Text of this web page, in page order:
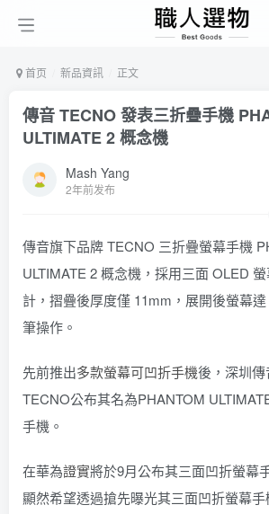
首页 新品資訊 正文
傳音 TECNO 發表三折疊手機
ULTIMATE 2 概念機
Mash Yang
2年前发布
傳音旗下品牌 TECNO 三折疊螢幕手機
ULTIMATE 2 概念機，採用三面 OLED
計，摺疊後厚度僅 11mm，展開後螢幕
筆操作。
先前推出多款螢幕可凹折手機後，深圳
TECNO公布其名為PHANTOM
手機。
在華為證實將於9月公布其三面凹折螢幕
顯然希望透過搶先曝光其三面凹折螢幕